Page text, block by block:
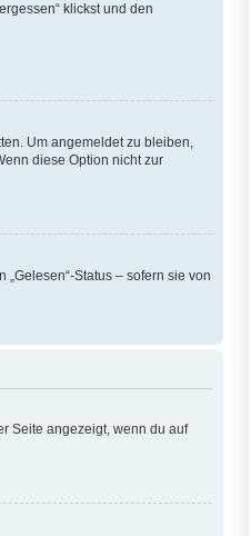
klickst und den
Um angemeldet zu bleiben,
diese Option nicht zur
Status – sofern sie von
Seite angezeigt, wenn du auf